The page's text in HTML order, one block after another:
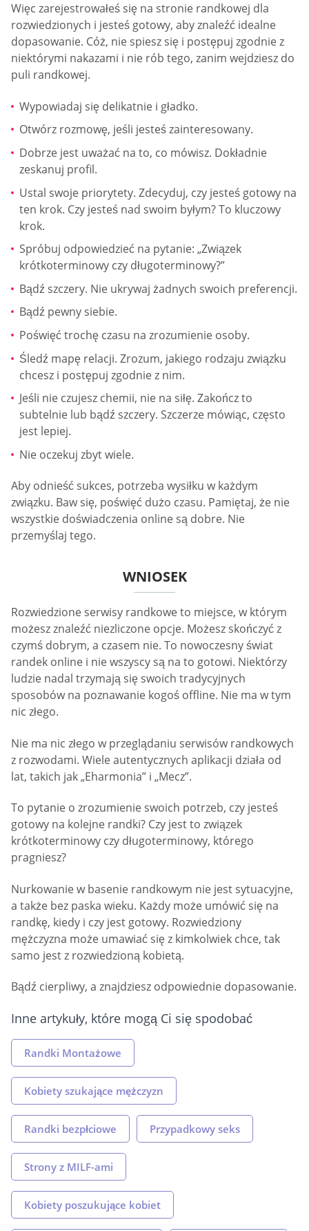
Więc zarejestrowałeś się na stronie randkowej dla
rozwiedzionych i jesteś gotowy, aby znaleźć idealne
dopasowanie. Cóż, nie spiesz się i postępuj zgodnie z
niektórymi nakazami i nie rób tego, zanim wejdziesz do
puli randkowej.
Wypowiadaj się delikatnie i gładko.
Otwórz rozmowę, jeśli jesteś zainteresowany.
Dobrze jest uważać na to, co mówisz. Dokładnie
zeskanuj profil.
Ustal swoje priorytety. Zdecyduj, czy jesteś gotowy na
ten krok. Czy jesteś nad swoim byłym? To kluczowy
krok.
Spróbuj odpowiedzieć na pytanie: „Związek
krótkoterminowy czy długoterminowy?”
Bądź szczery. Nie ukrywaj żadnych swoich preferencji.
Bądź pewny siebie.
Poświęć trochę czasu na zrozumienie osoby.
Śledź mapę relacji. Zrozum, jakiego rodzaju związku
chcesz i postępuj zgodnie z nim.
Jeśli nie czujesz chemii, nie na siłę. Zakończ to
subtelnie lub bądź szczery. Szczerze mówiąc, często
jest lepiej.
Nie oczekuj zbyt wiele.
Aby odnieść sukces, potrzeba wysiłku w każdym
związku. Baw się, poświęć dużo czasu. Pamiętaj, że nie
wszystkie doświadczenia online są dobre. Nie
przemyślaj tego.
WNIOSEK
Rozwiedzione serwisy randkowe to miejsce, w którym
możesz znaleźć niezliczone opcje. Możesz skończyć z
czymś dobrym, a czasem nie. To nowoczesny świat
randek online i nie wszyscy są na to gotowi. Niektórzy
ludzie nadal trzymają się swoich tradycyjnych
sposobów na poznawanie kogoś offline. Nie ma w tym
nic złego.
Nie ma nic złego w przeglądaniu serwisów randkowych
z rozwodami. Wiele autentycznych aplikacji działa od
lat, takich jak „Eharmonia” i „Mecz”.
To pytanie o zrozumienie swoich potrzeb, czy jesteś
gotowy na kolejne randki? Czy jest to związek
krótkoterminowy czy długoterminowy, którego
pragniesz?
Nurkowanie w basenie randkowym nie jest sytuacyjne,
a także bez paska wieku. Każdy może umówić się na
randkę, kiedy i czy jest gotowy. Rozwiedziony
mężczyzna może umawiać się z kimkolwiek chce, tak
samo jest z rozwiedzioną kobietą.
Bądź cierpliwy, a znajdziesz odpowiednie dopasowanie.
Inne artykuły, które mogą Ci się spodobać
Randki Montażowe
Kobiety szukające mężczyzn
Randki bezpłciowe Przypadkowy seks
Strony z MILF-ami
Kobiety poszukujące kobiet